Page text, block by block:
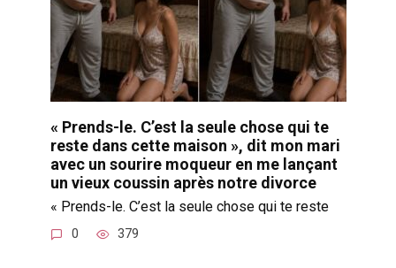
« Prends-le. C’est la seule chose qui te
reste dans cette maison », dit mon mari
avec un sourire moqueur en me lançant
un vieux coussin après notre divorce
« Prends-le. C’est la seule chose qui te reste
0 379